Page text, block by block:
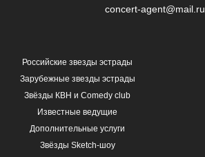
concert-agent@mail.ru
Российские звезды эстрады
Зарубежные звезды эстрады
Звёзды КВН и Comedy club
Известные ведущие
Дополнительные услуги
Звёзды Sketch-шоу